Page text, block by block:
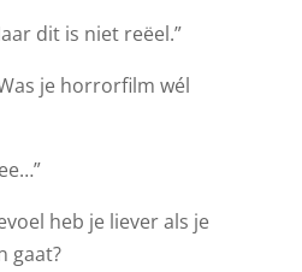
dit is niet reëel.”
je horrorfilm wél
heb je liever als je
gaat?